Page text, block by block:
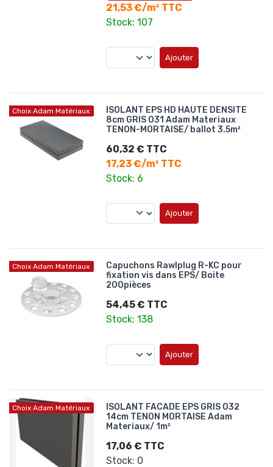
21,53 €/m² TTC
Stock: 107
Ajouter
Choix Adam Matériaux
ISOLANT EPS HD HAUTE DENSITE
8cm GRIS 031 Adam Materiaux
TENON-MORTAISE/ ballot 3.5m²
60,32 € TTC
17,23 €/m² TTC
Stock: 6
Ajouter
Choix Adam Matériaux
Capuchons Rawlplug R-KC pour
fixation vis dans EPS/ Boite
200pièces
54,45 € TTC
Stock: 138
Ajouter
Choix Adam Matériaux
ISOLANT FACADE EPS GRIS 032
14cm TENON MORTAISE Adam
Materiaux/ 1m²
17,06 € TTC
Stock: 0